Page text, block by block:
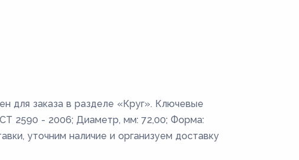
для заказа в разделе «Круг». Ключевые
2590 - 2006; Диаметр, мм: 72,00; Форма:
уточним наличие и организуем доставку